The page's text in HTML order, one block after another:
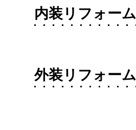
内装リフォーム
外装リフォーム